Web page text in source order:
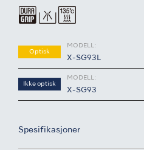
Optisk
MODELL:
X-SG93L
Ikke optisk
MODELL:
X-SG93
Spesifikasjoner